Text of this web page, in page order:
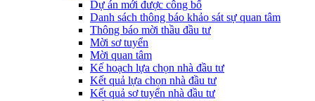
Dự án mới được công bố
Danh sách thông báo khảo sát sự quan tâm
Thông báo mời thầu đầu tư
Mời sơ tuyển
Mời quan tâm
Kế hoạch lựa chọn nhà đầu tư
Kết quả lựa chọn nhà đầu tư
Kết quả sơ tuyển nhà đầu tư